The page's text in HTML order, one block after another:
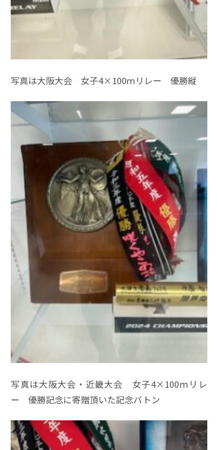
写真は大阪大会 女子4×100ｍリレー 優勝縦
写真は大阪大会・近畿大会 女子4×100ｍリレ
ー 優勝記念に寄贈頂いた記念バトン